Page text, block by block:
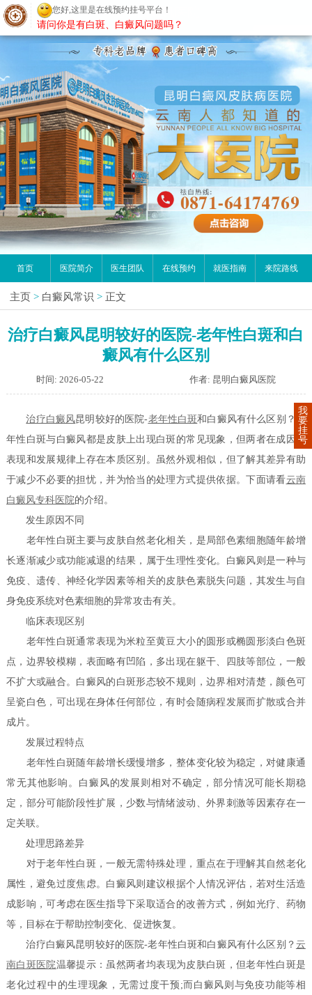
昆明白癜风医院
首页 医院简介 医生团队 在线预约 就医指南 来院路线
主页 > 白癜风常识 > 正文
治疗白癜风昆明较好的医院-老年性白斑和白
癜风有什么区别
时间: 2026-05-22 作者: 昆明白癜风医院
治疗白癜风昆明较好的医院-老年性白斑和白癜风有什么区别？老
年性白斑与白癜风都是皮肤上出现白斑的常见现象，但两者在成因、
表现和发展规律上存在本质区别。虽然外观相似，但了解其差异有助
于减少不必要的担忧，并为恰当的处理方式提供依据。下面请看云南
白癜风专科医院的介绍。
发生原因不同
老年性白斑主要与皮肤自然老化相关，是局部色素细胞随年龄增
长逐渐减少或功能减退的结果，属于生理性变化。白癜风则是一种与
免疫、遗传、神经化学因素等相关的皮肤色素脱失问题，其发生与自
身免疫系统对色素细胞的异常攻击有关。
临床表现区别
老年性白斑通常表现为米粒至黄豆大小的圆形或椭圆形淡白色斑
点，边界较模糊，表面略有凹陷，多出现在躯干、四肢等部位，一般
不扩大或融合。白癜风的白斑形态较不规则，边界相对清楚，颜色可
呈瓷白色，可出现在身体任何部位，有时会随病程发展而扩散或合并
成片。
发展过程特点
老年性白斑随年龄增长缓慢增多，整体变化较为稳定，对健康通
常无其他影响。白癜风的发展则相对不确定，部分情况可能长期稳
定，部分可能阶段性扩展，少数与情绪波动、外界刺激等因素存在一
定关联。
处理思路差异
对于老年性白斑，一般无需特殊处理，重点在于理解其自然老化
属性，避免过度焦虑。白癜风则建议根据个人情况评估，若对生活造
成影响，可考虑在医生指导下采取适合的改善方式，例如光疗、药物
等，目标在于帮助控制变化、促进恢复。
治疗白癜风昆明较好的医院-老年性白斑和白癜风有什么区别？ 云
南白斑医院温馨提示：虽然两者均表现为皮肤白斑，但老年性白斑是
老化过程中的生理现象，无需过度干预;而白癜风则与免疫功能等相
我
要
挂
号
您好,这里是在线预约挂号平台！
请问你是有白斑、白癜风问题吗？